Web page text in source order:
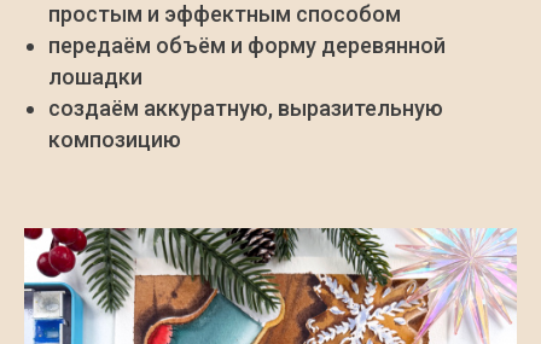
простым и эффектным способом
передаём объём и форму деревянной
лошадки
создаём аккуратную, выразительную
композицию